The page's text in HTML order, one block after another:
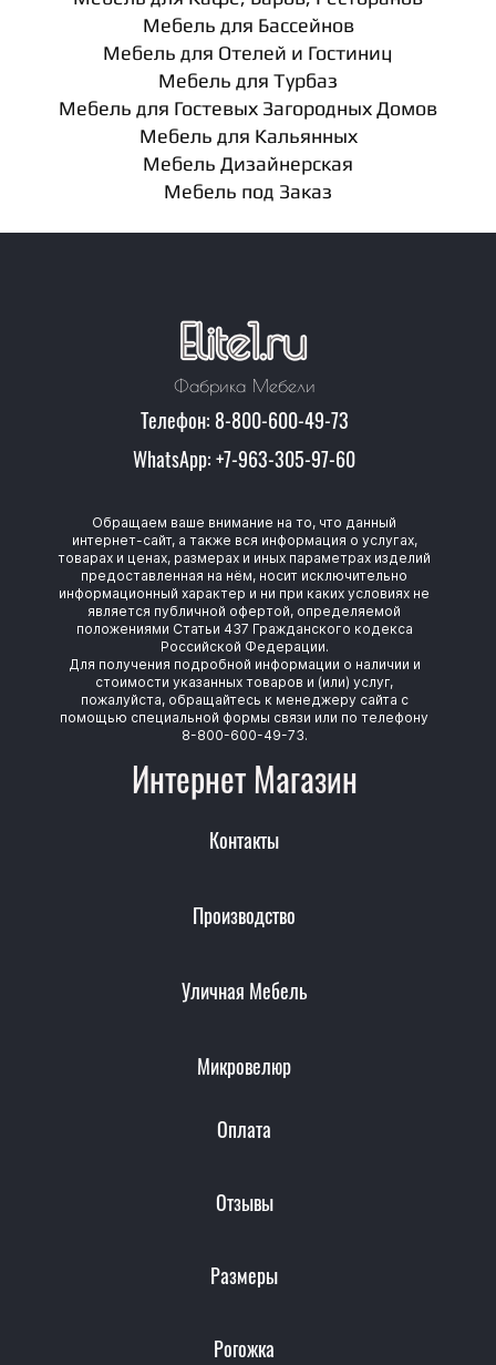
Мебель для Бассейнов
Мебель для Отелей и Гостиниц
Мебель для Турбаз
Мебель для Гостевых Загородных Домов
Мебель для Кальянных
Мебель Дизайнерская
Мебель под Заказ
Фабрика Мебели
Телефон: 8-800-600-49-73
WhatsApp: +7-963-305-97-60
Обращаем ваше внимание на то, что данный
интернет-сайт, а также вся информация о услугах,
товарах и ценах, размерах и иных параметрах изделий
предоставленная на нём, носит исключительно
информационный характер и ни при каких условиях не
является публичной офертой, определяемой
положениями Статьи 437 Гражданского кодекса
Российской Федерации.
Для получения подробной информации о наличии и
стоимости указанных товаров и (или) услуг,
пожалуйста, обращайтесь к менеджеру сайта с
помощью специальной формы связи или по телефону
8-800-600-49-73.
Интернет Магазин
Контакты
Производство
Уличная Мебель
Микровелюр
Оплата
Отзывы
Размеры
Рогожка